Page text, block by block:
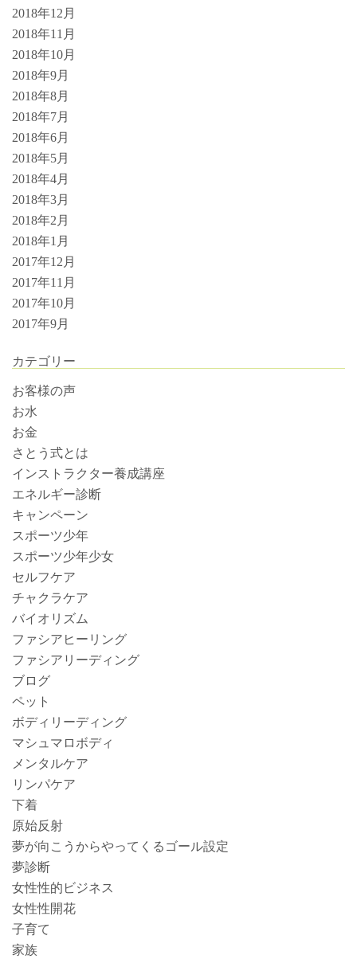
2018年12月
2018年11月
2018年10月
2018年9月
2018年8月
2018年7月
2018年6月
2018年5月
2018年4月
2018年3月
2018年2月
2018年1月
2017年12月
2017年11月
2017年10月
2017年9月
カテゴリー
お客様の声
お水
お金
さとう式とは
インストラクター養成講座
エネルギー診断
キャンペーン
スポーツ少年
スポーツ少年少女
セルフケア
チャクラケア
バイオリズム
ファシアヒーリング
ファシアリーディング
ブログ
ペット
ボディリーディング
マシュマロボディ
メンタルケア
リンパケア
下着
原始反射
夢が向こうからやってくるゴール設定
夢診断
女性性的ビジネス
女性性開花
子育て
家族